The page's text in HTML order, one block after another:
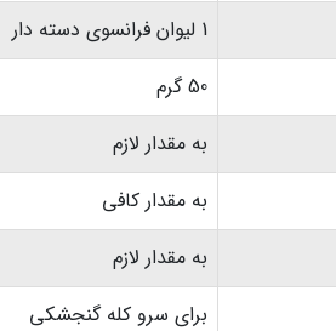
1 لیوان فرانسوی دسته دار
50 گرم
به مقدار لازم
به مقدار کافی
به مقدار لازم
برای سرو کله گنجشکی